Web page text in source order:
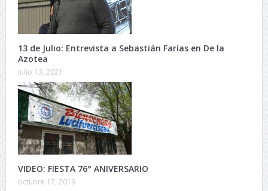
13 de Julio: Entrevista a Sebastián Farías en De la
Azotea
julio 13, 2021
VIDEO: FIESTA 76° ANIVERSARIO
octubre 17, 2019